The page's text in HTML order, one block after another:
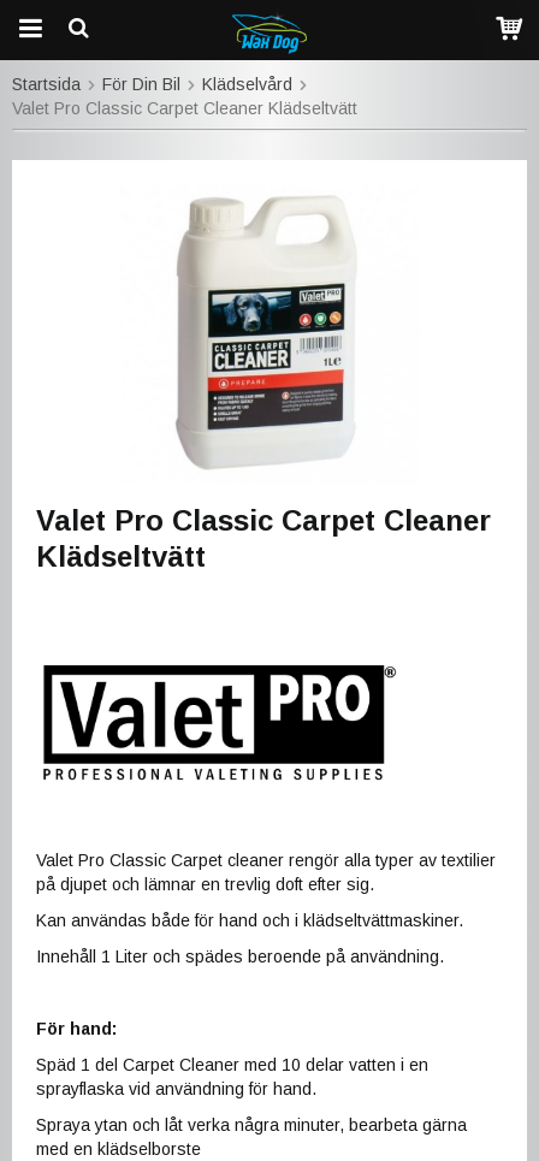
Startsida För Din Bil
Klädselvård
Valet Pro Classic Carpet Cleaner Klädseltvätt
Valet Pro Classic Carpet Cleaner
Klädseltvätt
Valet Pro Classic Carpet cleaner rengör alla typer av textilier
på djupet och lämnar en trevlig doft efter sig.
Kan användas både för hand och i klädseltvättmaskiner.
Innehåll 1 Liter och spädes beroende på användning.
För hand:
Späd 1 del Carpet Cleaner med 10 delar vatten i en
sprayflaska vid användning för hand.
Spraya ytan och låt verka några minuter, bearbeta gärna
med en klädselborste